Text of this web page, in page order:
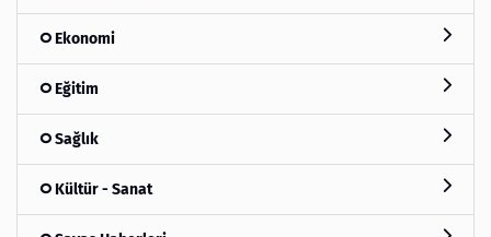
Ekonomi
Eğitim
Sağlık
Kültür - Sanat